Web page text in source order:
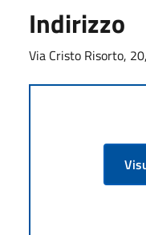
Indirizzo
Via Cristo Risorto,